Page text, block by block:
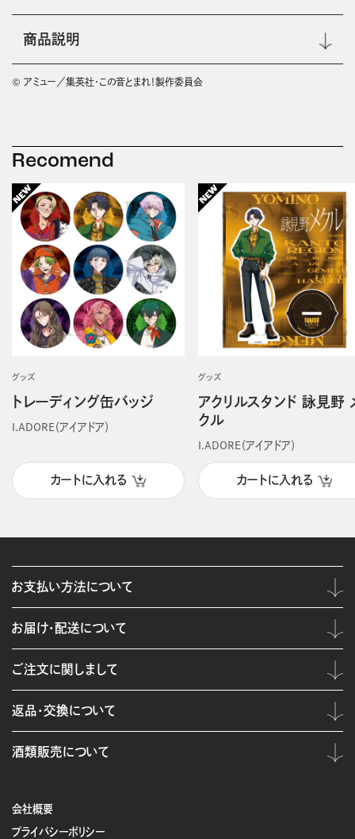
商品説明
© アミュー／集英社・この音とまれ！製作委員会
Recomend
グッズ
トレーディング缶バッジ
I.ADORE（アイアドア）
カートに入れる
グッズ
アクリルスタンド 詠見野
クル
I.ADORE（アイアドア）
カートに入れる
会社概要
プライバシーポリシー
お支払い方法について
お届け・配送について
ご注文に関しまして
返品・交換について
酒類販売について